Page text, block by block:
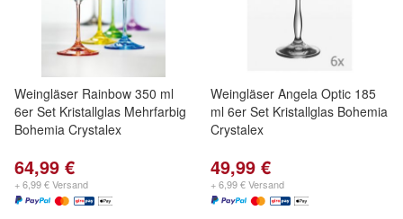
Weingläser Rainbow 350 ml
6er Set Kristallglas Mehrfarbig
Bohemia Crystalex
64,99 €
+ 6,99 € Versand
Weingläser Angela Optic 185
ml 6er Set Kristallglas Bohemia
Crystalex
49,99 €
+ 6,99 € Versand